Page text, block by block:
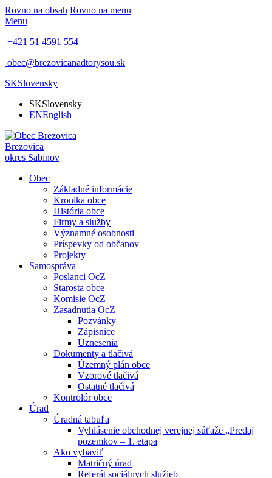
Rovno na obsah Rovno na menu
Menu
+421 51 4591 554
obec@brezovicanadtorysou.sk
SKSlovensky
SKSlovensky
ENEnglish
Brezovica
okres Sabinov
Obec
Základné informácie
Kronika obce
História obce
Firmy a služby
Významné osobnosti
Príspevky od občanov
Projekty
Samospráva
Poslanci OcZ
Starosta obce
Komisie OcZ
Zasadnutia OcZ
Pozvánky
Zápisnice
Uznesenia
Dokumenty a tlačivá
Územný plán obce
Vzorové tlačivá
Ostatné tlačivá
Kontrolór obce
Úrad
Úradná tabuľa
Vyhlásenie obchodnej verejnej súťaže „Predaj
pozemkov – 1. etapa
Ako vybaviť
Matričný úrad
Referát sociálnych služieb